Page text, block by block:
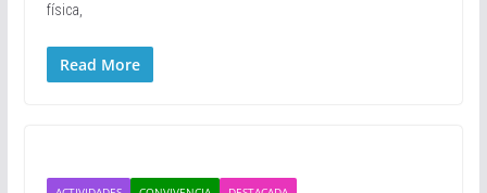
física,
Read More